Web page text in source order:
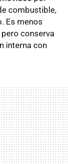
combustible,
Es menos
conserva
interna con